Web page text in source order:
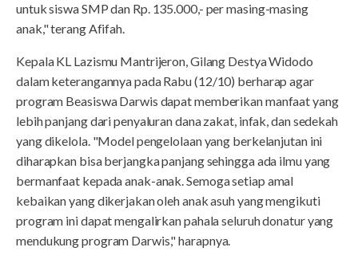
untuk siswa SMP dan Rp. 135.000,- per masing-masing
anak," terang Afifah.
Kepala KL Lazismu Mantrijeron, Gilang Destya Widodo
dalam keterangannya pada Rabu (12/10) berharap agar
program Beasiswa Darwis dapat memberikan manfaat yang
lebih panjang dari penyaluran dana zakat, infak, dan sedekah
yang dikelola. "Model pengelolaan yang berkelanjutan ini
diharapkan bisa berjangka panjang sehingga ada ilmu yang
bermanfaat kepada anak-anak. Semoga setiap amal
kebaikan yang dikerjakan oleh anak asuh yang mengikuti
program ini dapat mengalirkan pahala seluruh donatur yang
mendukung program Darwis," harapnya.